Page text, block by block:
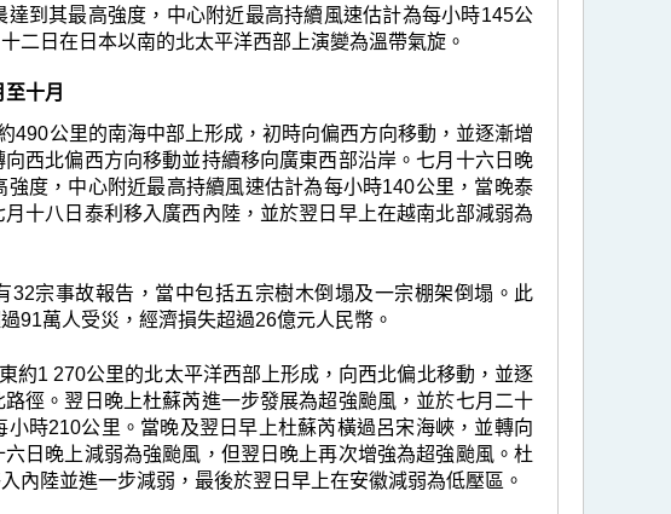
到其最高強度，中心附近最高持續風速估計為每小時145公
二日在日本以南的北太平洋西部上演變為溫帶氣旋。
至十月
490公里的南海中部上形成，初時向偏西方向移動，並逐漸增
西北偏西方向移動並持續移向廣東西部沿岸。七月十六日晚
度，中心附近最高持續風速估計為每小時140公里，當晚泰
十八日泰利移入廣西內陸，並於翌日早上在越南北部減弱為
宗事故報告，當中包括五宗樹木倒塌及一宗棚架倒塌。此
91萬人受災，經濟損失超過26億元人民幣。
約1 270公里的北太平洋西部上形成，向西北偏北移動，並逐
徑。翌日晚上杜蘇芮進一步發展為超強颱風，並於七月二十
時210公里。當晚及翌日早上杜蘇芮橫過呂宋海峽，並轉向
日晚上減弱為強颱風，但翌日晚上再次增強為超強颱風。杜
內陸並進一步減弱，最後於翌日早上在安徽減弱為低壓區。